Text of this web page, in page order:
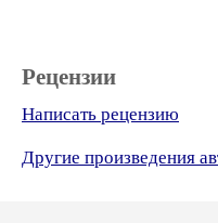
Рецензии
Написать рецензию
Другие произведения